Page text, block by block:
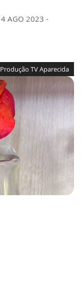
AGO 2023 -
Produção TV Aparecida